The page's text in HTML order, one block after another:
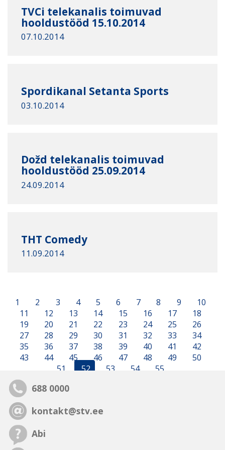
TVCi telekanalis toimuvad
hooldustööd 15.10.2014
07.10.2014
Spordikanal Setanta Sports
03.10.2014
Dožd telekanalis toimuvad
hooldustööd 25.09.2014
24.09.2014
ТHТ Comedy
11.09.2014
1 2 3 4 5 6 7 8 9
10
11
12 13 14 15 16 17
18
19
20 21 22 23 24 25
26
27
28 29 30 31 32 33
34
35
36 37 38 39 40 41
42
43
44 45 46 47 48 49
50
51
52 53 54 55
688 0000
kontakt@stv.ee
Abi